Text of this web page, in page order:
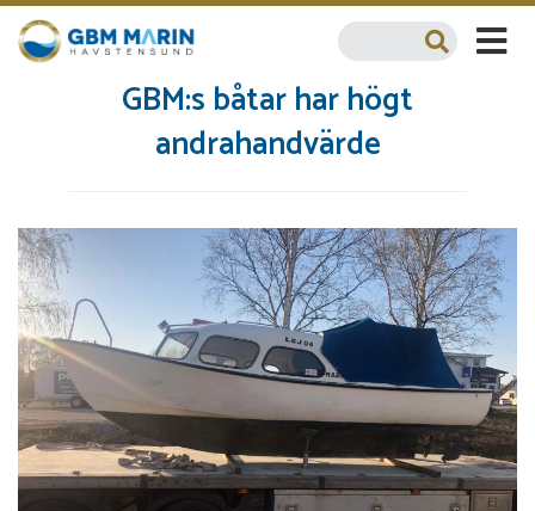
GBM:s båtar har högt
andrahandvärde